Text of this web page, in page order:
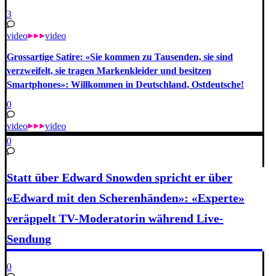
3
video video
Grossartige Satire: «Sie kommen zu Tausenden, sie sind
verzweifelt, sie tragen Markenkleider und besitzen
Smartphones»: Willkommen in Deutschland, Ostdeutsche!
0
video
video
0
Statt über Edward Snowden spricht er über
«Edward mit den Scherenhänden»: «Experte»
veräppelt TV-Moderatorin während Live-
Sendung
0